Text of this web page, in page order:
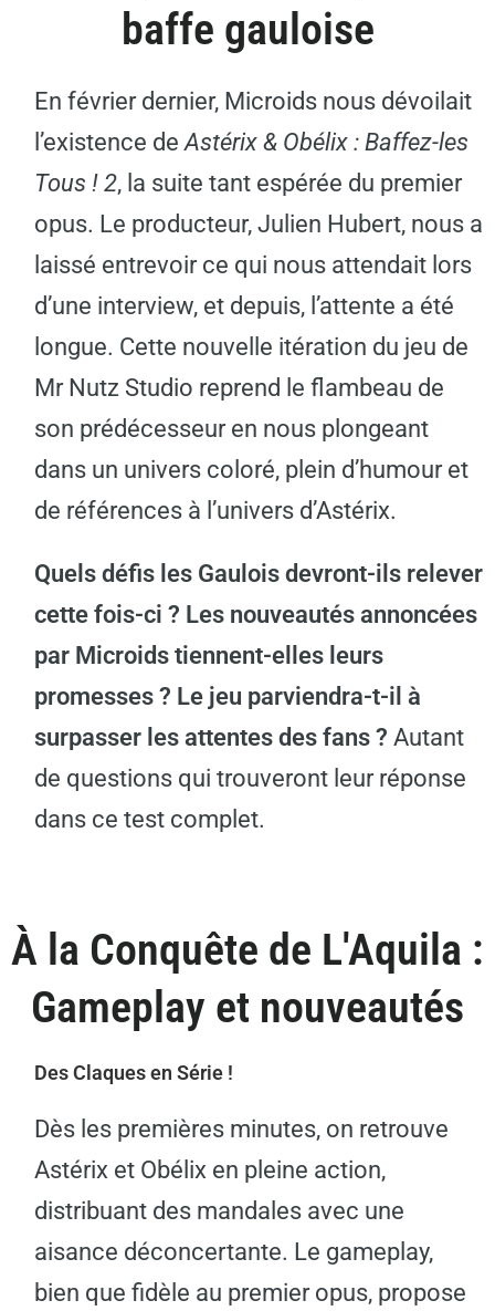
baffe gauloise
En février dernier, Microids nous dévoilait
l’existence deAstérix & Obélix : Baffez-les
Tous ! 2, la suite tant espérée du premier
opus. Le producteur, Julien Hubert, nous a
laissé entrevoir ce qui nous attendait lors
d’une interview, et depuis, l’attente a été
longue. Cette nouvelle itération du jeu de
Mr Nutz Studio reprend le flambeau de
son prédécesseur en nous plongeant
dans un univers coloré, plein d’humour et
de références à l’univers d’Astérix.
Quels défis les Gaulois devront-ils relever
cette fois-ci ? Les nouveautés annoncées
par Microids tiennent-elles leurs
promesses ? Le jeu parviendra-t-il à
surpasser les attentes des fans ? Autant
de questions qui trouveront leur réponse
dans ce test complet.
À la Conquête de L'Aquila :
Gameplay et nouveautés
Des Claques en Série !
Dès les premières minutes, on retrouve
Astérix et Obélix en pleine action,
distribuant des mandales avec une
aisance déconcertante. Le gameplay,
bien que fidèle au premier opus, propose